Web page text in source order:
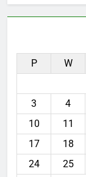
P W
3
4
10
11
17
18
24
25